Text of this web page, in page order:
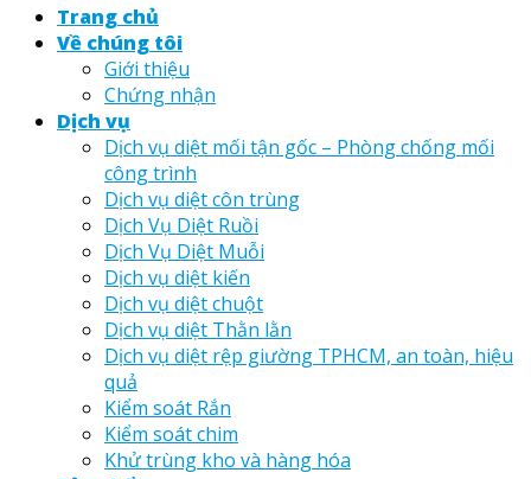
Trang chủ
Về chúng tôi
Giới thiệu
Chứng nhận
Dịch vụ
Dịch vụ diệt mối tận gốc – Phòng chống mối
công trình
Dịch vụ diệt côn trùng
Dịch Vụ Diệt Ruồi
Dịch Vụ Diệt Muỗi
Dịch vụ diệt kiến
Dịch vụ diệt chuột
Dịch vụ diệt Thằn lằn
Dịch vụ diệt rệp giường TPHCM, an toàn, hiệu
quả
Kiểm soát Rắn
Kiểm soát chim
Khử trùng kho và hàng hóa